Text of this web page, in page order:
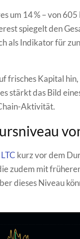
um 14 % – von
spiegelt den
als Indikator für
frisches Kapital hin,
stärkt das Bild
Aktivität.
LTC kurz vor dem
zudem mit
dieses Niveau